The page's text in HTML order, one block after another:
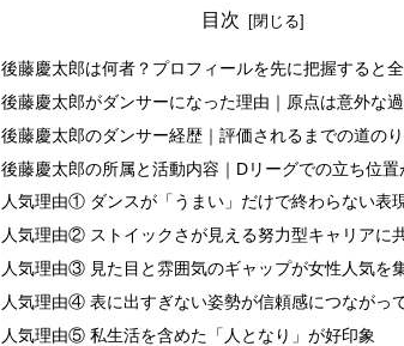
目次
後藤慶太郎は何者？プロフィールを先に把握すると
後藤慶太郎がダンサーになった理由｜原点は意外な
後藤慶太郎のダンサー経歴｜評価されるまでの道の
後藤慶太郎の所属と活動内容｜Dリーグでの立ち位置
人気理由① ダンスが「うまい」だけで終わらない表
人気理由② ストイックさが見える努力型キャリアに
人気理由③ 見た目と雰囲気のギャップが女性人気を
人気理由④ 表に出すぎない姿勢が信頼感につながっ
人気理由⑤ 私生活を含めた「人となり」が好印象